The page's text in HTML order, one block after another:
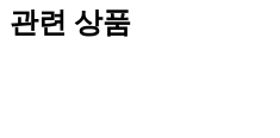
관련 상품